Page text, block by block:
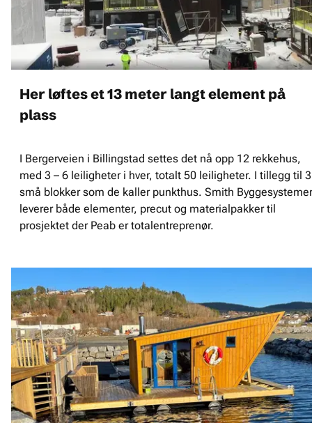
Her løftes et 13 meter langt element på
plass
I Bergerveien i Billingstad settes det nå opp 12 rekkehus,
med 3 – 6 leiligheter i hver, totalt 50 leiligheter. I tillegg til 3
små blokker som de kaller punkthus. Smith Byggesystemer
leverer både elementer, precut og materialpakker til
prosjektet der Peab er totalentreprenør.